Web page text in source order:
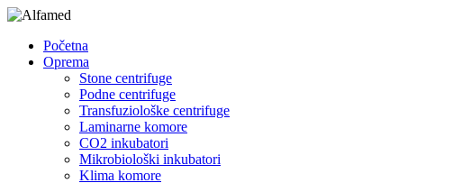
Početna
Oprema
Stone centrifuge
Podne centrifuge
Transfuziološke centrifuge
Laminarne komore
CO2 inkubatori
Mikrobiološki inkubatori
Klima komore